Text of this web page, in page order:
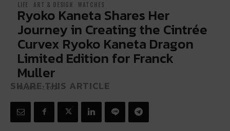
LIFE ART & DESIGN WATCHES
Ryoko Kaneta Shares Her
Journey in Creating the Cintrée
Curvex Ryoko Kaneta Dragon
Limited Edition for Franck
Muller
AUGUST 7, 2024
SHARE THIS ARTICLE